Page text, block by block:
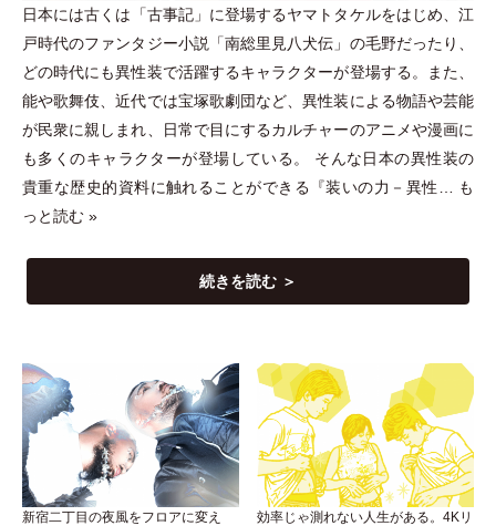
日本には古くは 「古事記」 に登場するヤマトタケルをはじめ、江
戸時代のファンタジー小説
「南総里見八犬伝 」 の毛野だったり、
どの時代にも異性装で活躍するキャラクターが登場する。また、
能や歌舞伎、近代では宝塚歌劇団など、異性装による物語や芸能
が民衆に親しまれ、日常で目にするカルチャーのアニメや漫画に
も多くのキャラクターが登場している。 そんな日本の異性装の
貴重な歴史的資料に触れることができる『装いの力－異性…
も
っと読む »
続きを読む ＞
新宿二丁目の夜風をフロアに変え
効率じゃ測れない人生がある。4Kリ